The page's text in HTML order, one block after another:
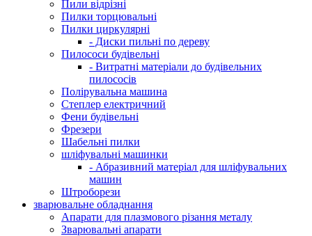
Пили відрізні
Пилки торцювальні
Пилки циркулярні
- Диски пильні по дереву
Пилососи будівельні
- Витратні матеріали до будівельних
пилососів
Полірувальна машина
Степлер електричний
Фени будівельні
Фрезери
Шабельні пилки
шліфувальні машинки
- Абразивний матеріал для шліфувальних
машин
Штроборези
зварювальне обладнання
Апарати для плазмового різання металу
Зварювальні апарати